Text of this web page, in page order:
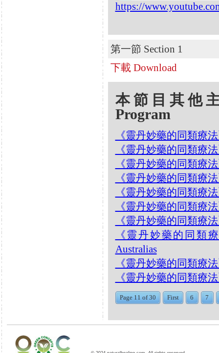
https://
第一節 Section 1
下載 Download
本節目其他
Program
《靈丹妙藥的同類療
《靈丹妙藥的同類療
《靈丹妙藥的同類療
《靈丹妙藥的同類療
《靈丹妙藥的同類療
《靈丹妙藥的同類療
《靈丹妙藥的同類療
《靈丹妙藥的同類
Australias
《靈丹妙藥的同類療
《靈丹妙藥的同類療
Page 11 of 30 First 6 7